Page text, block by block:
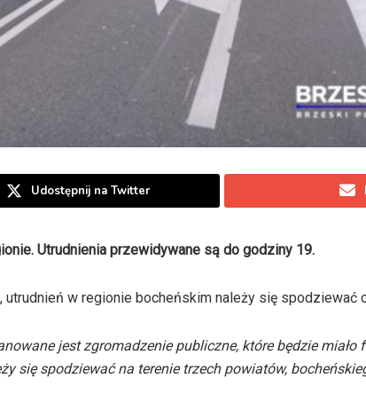
Udostępnij na Twitter
Utrudnienia przewidywane są do godziny 19.
w regionie bocheńskim należy się spodziewać
jest zgromadzenie publiczne, które będzie miało
się spodziewać na terenie trzech powiatów,